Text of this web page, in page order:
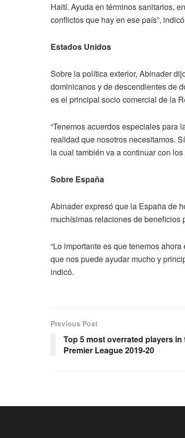
Haití. Ayuda en términos sanitarios,
conflictos que hay en ese país”,
Estados Unidos
Sobre la política exterior, Abinader
dominicanos y de descendientes de
es el principal socio comercial de la
“Tenemos acuerdos especiales para
realidad que nosotros necesitamos.
la cual también va a continuar con
Sobre España
Abinader expresó que la España de
muchísimas relaciones de beneficios
“Lo importante es que tenemos
que nos puede ayudar mucho y
indicó.
Previous Post
Top 5 most overrated players in
Premier League 2019-20